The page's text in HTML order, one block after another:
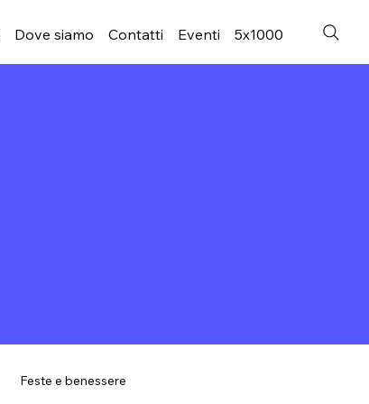
Dove siamo Contatti Eventi 5x1000
Feste e benessere